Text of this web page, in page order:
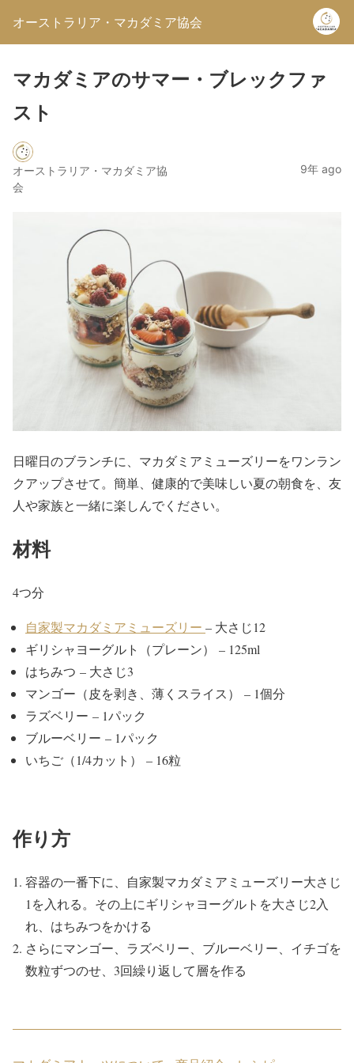
オーストラリア・マカダミア協会
マカダミアのサマー・ブレックファ
スト
オーストラリア・マカダミア協
会
9年 ago
日曜日のブランチに、マカダミアミューズリーをワンラン
クアップさせて。簡単、健康的で美味しい夏の朝食を、友
人や家族と一緒に楽しんでください。
材料
4つ分
自家製マカダミアミューズリー – 大さじ12
ギリシャヨーグルト（プレーン） – 125ml
はちみつ – 大さじ3
マンゴー（皮を剥き、薄くスライス） – 1個分
ラズベリー – 1パック
ブルーベリー – 1パック
いちご（1/4カット） – 16粒
作り方
容器の一番下に、自家製マカダミアミューズリー大さじ
1を入れる。その上にギリシャヨーグルトを大さじ2入
れ、はちみつをかける
さらにマンゴー、ラズベリー、ブルーベリー、イチゴを
数粒ずつのせ、3回繰り返して層を作る